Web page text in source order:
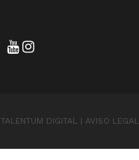
TALENTUM DIGITAL AVISO LEGAL